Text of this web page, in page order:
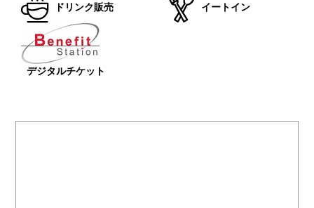
ドリンク販売 イートイン
デジタルチケット